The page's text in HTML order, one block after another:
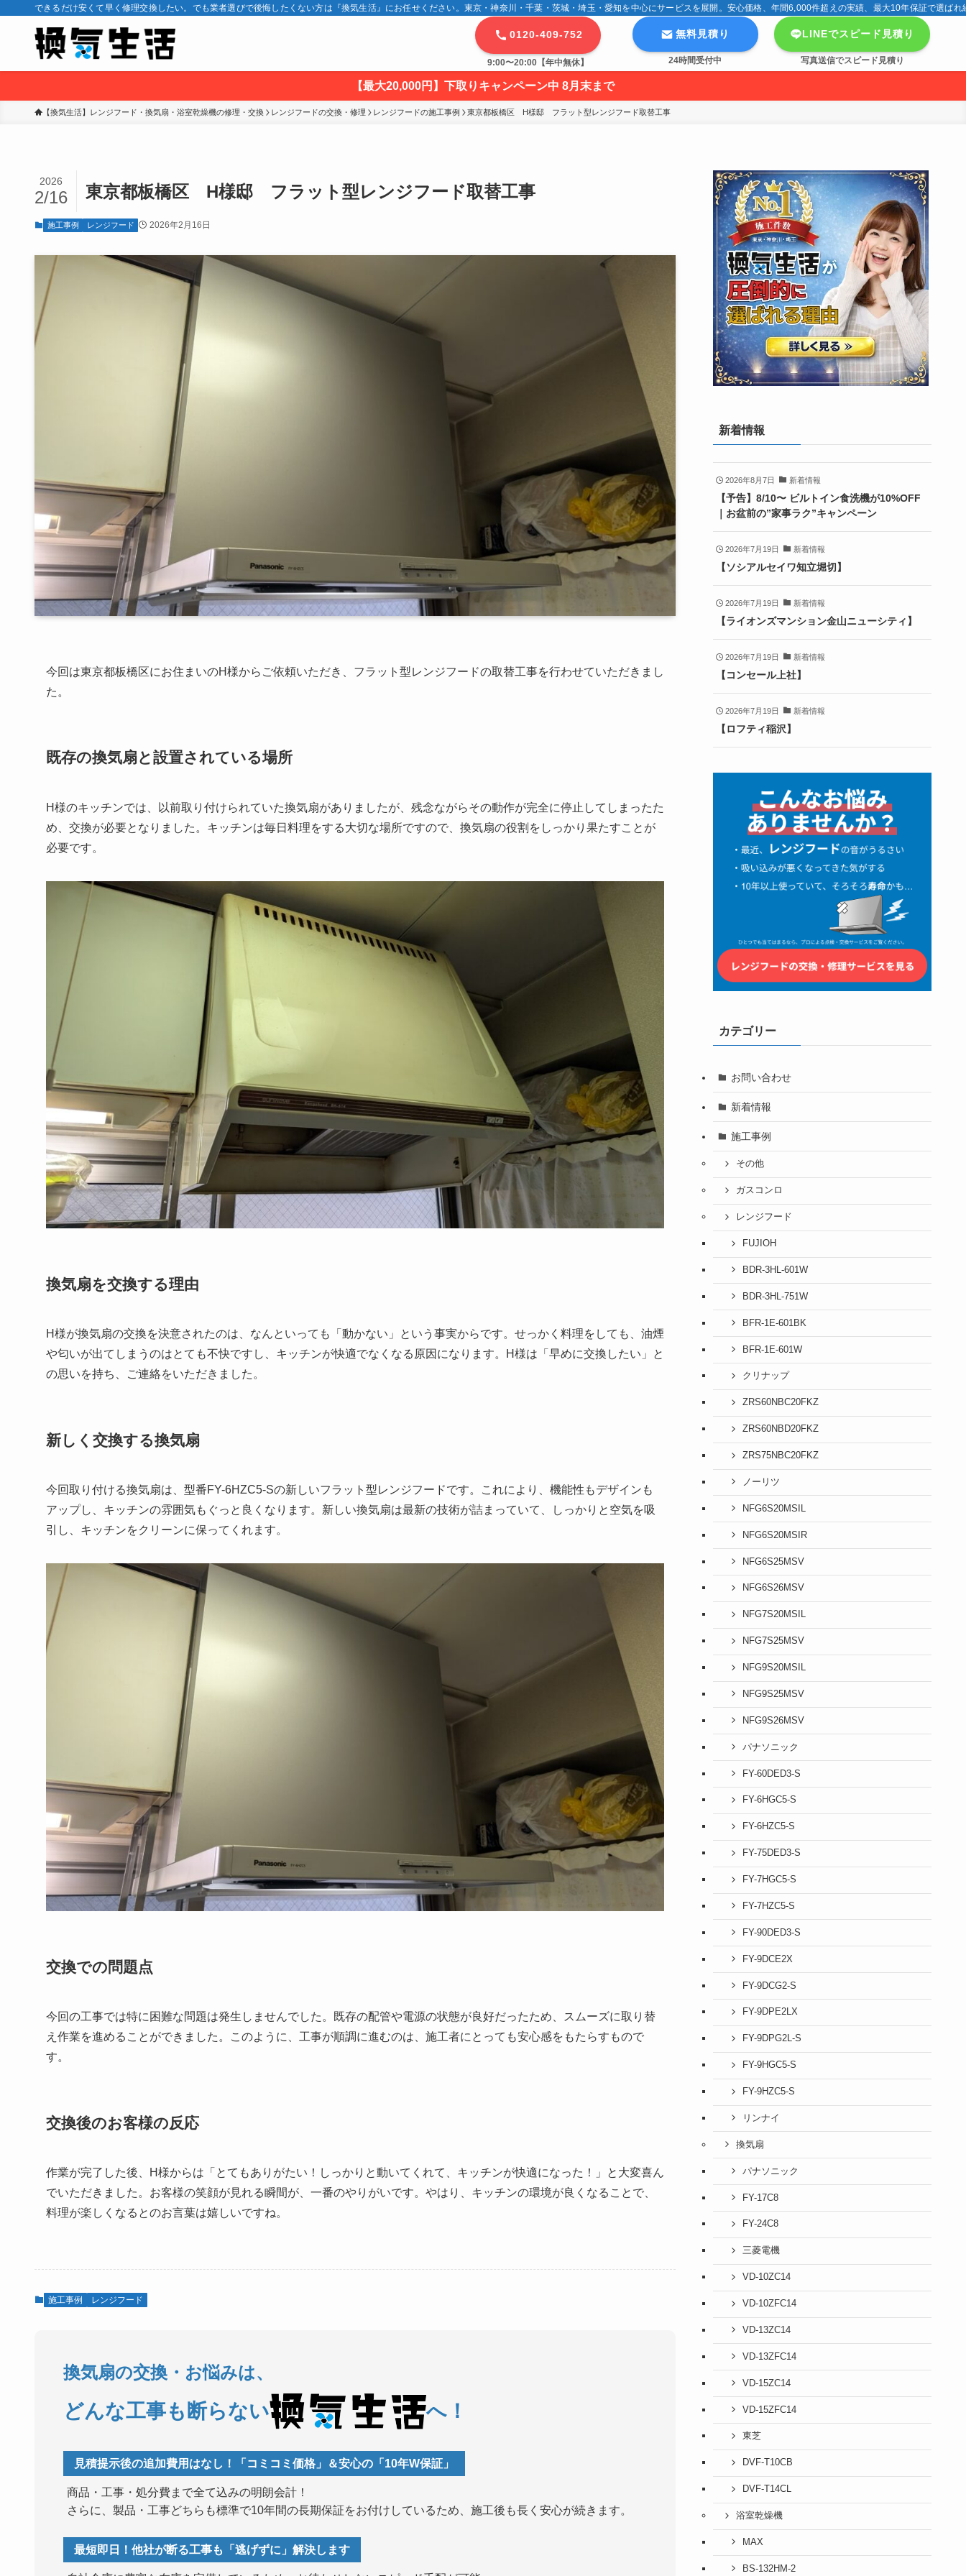
できるだけ安くて早く修理交換したい。でも業者選びで後悔したくない方は『換気生活』にお任せください。東京・神奈川・千葉・茨城・埼玉・愛知を中心にサービスを展開。安心価格、年間6,000件超えの実績、最大10年保証で選ばれ
0120-409-752
9:00〜20:00【年中無休】
無料見積り
24時間受付中
LINEでスピード見積り
写真送信でスピード見積り
【最大20,000円】下取りキャンペーン中 8月末まで
【換気生活】レンジフード・換気扇・浴室乾燥機の修理・交換 レンジフードの交換・修理 レンジフードの施工事例 東京都板橋区　H様邸　フラット型レンジフード取替工事
東京都板橋区 H様邸 フラット型レンジフード取替工事
2026
2/16
施工事例 レンジフード 2026年2月16日
今回は東京都板橋区にお住まいのH様からご依頼いただき、フラット型レンジフードの取替工事を行わせていただきまし
た。
既存の換気扇と設置されている場所
H様のキッチンでは、以前取り付けられていた換気扇がありましたが、残念ながらその動作が完全に停止してしまったた
め、交換が必要となりました。キッチンは毎日料理をする大切な場所ですので、換気扇の役割をしっかり果たすことが
必要です。
換気扇を交換する理由
H様が換気扇の交換を決意されたのは、なんといっても「動かない」という事実からです。せっかく料理をしても、油煙
や匂いが出てしまうのはとても不快ですし、キッチンが快適でなくなる原因になります。H様は「早めに交換したい」と
の思いを持ち、ご連絡をいただきました。
新しく交換する換気扇
今回取り付ける換気扇は、型番FY-6HZC5-Sの新しいフラット型レンジフードです。これにより、機能性もデザインも
アップし、キッチンの雰囲気もぐっと良くなります。新しい換気扇は最新の技術が詰まっていて、しっかりと空気を吸
引し、キッチンをクリーンに保ってくれます。
交換での問題点
今回の工事では特に困難な問題は発生しませんでした。既存の配管や電源の状態が良好だったため、スムーズに取り替
え作業を進めることができました。このように、工事が順調に進むのは、施工者にとっても安心感をもたらすもので
す。
交換後のお客様の反応
作業が完了した後、H様からは「とてもありがたい！しっかりと動いてくれて、キッチンが快適になった！」と大変喜ん
でいただきました。お客様の笑顔が見れる瞬間が、一番のやりがいです。やはり、キッチンの環境が良くなることで、
料理が楽しくなるとのお言葉は嬉しいですね。
施工事例 レンジフード
換気扇の交換・お悩みは、
どんな工事も断らない へ！
見積提示後の追加費用はなし！「コミコミ価格」＆安心の「10年W保証」
商品・工事・処分費まで全て込みの明朗会計！
さらに、製品・工事どちらも標準で10年間の長期保証をお付けしているため、施工後も長く安心が続きます。
最短即日！他社が断る工事も「逃げずに」解決します
新着情報
2026年8月7日 新着情報
【予告】8/10〜 ビルトイン食洗機が10%OFF
｜お盆前の”家事ラク”キャンペーン
2026年7月19日 新着情報
【ソシアルセイワ知立堀切】
2026年7月19日 新着情報
【ライオンズマンション金山ニューシティ】
2026年7月19日 新着情報
【コンセール上社】
2026年7月19日 新着情報
【ロフティ稲沢】
カテゴリー
お問い合わせ
新着情報
施工事例
その他
ガスコンロ
レンジフード
FUJIOH
BDR-3HL-601W
BDR-3HL-751W
BFR-1E-601BK
BFR-1E-601W
クリナップ
ZRS60NBC20FKZ
ZRS60NBD20FKZ
ZRS75NBC20FKZ
ノーリツ
NFG6S20MSIL
NFG6S20MSIR
NFG6S25MSV
NFG6S26MSV
NFG7S20MSIL
NFG7S25MSV
NFG9S20MSIL
NFG9S25MSV
NFG9S26MSV
パナソニック
FY-60DED3-S
FY-6HGC5-S
FY-6HZC5-S
FY-75DED3-S
FY-7HGC5-S
FY-7HZC5-S
FY-90DED3-S
FY-9DCE2X
FY-9DCG2-S
FY-9DPE2LX
FY-9DPG2L-S
FY-9HGC5-S
FY-9HZC5-S
リンナイ
換気扇
パナソニック
FY-17C8
FY-24C8
三菱電機
VD-10ZC14
VD-10ZFC14
VD-13ZC14
VD-13ZFC14
VD-15ZC14
VD-15ZFC14
東芝
DVF-T10CB
DVF-T14CL
浴室乾燥機
MAX
BS-132HM-2